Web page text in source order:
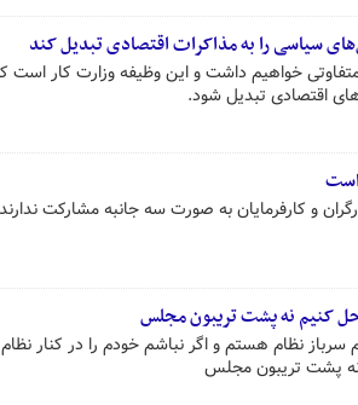
سیاسی را به مذاکرات اقتصادی تبدیل کند
خواهیم داشت و این وظیفه وزارت کار
اقتصادی تبدیل شود.
است
و کارفرمایان به صورت سه جانبه مشارکت
حل کنیم نه پشت تریبون مجلس
نظام هستم و اگر نباشم خودم را در کنار
نه پشت تریبون مجلس